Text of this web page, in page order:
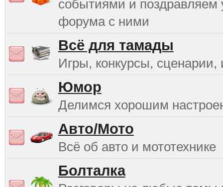
событиями и поздравляем
форума с ними
Всё для тамады
Игры, конкурсы, сценарии,
Юмор
Делимся хорошим
Авто/Мото
Всё об авто и мототехнике
Болталка